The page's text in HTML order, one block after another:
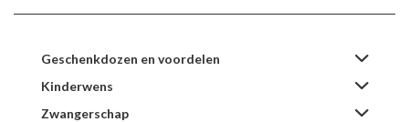
Geschenkdozen en voordelen
Kinderwens
Zwangerschap